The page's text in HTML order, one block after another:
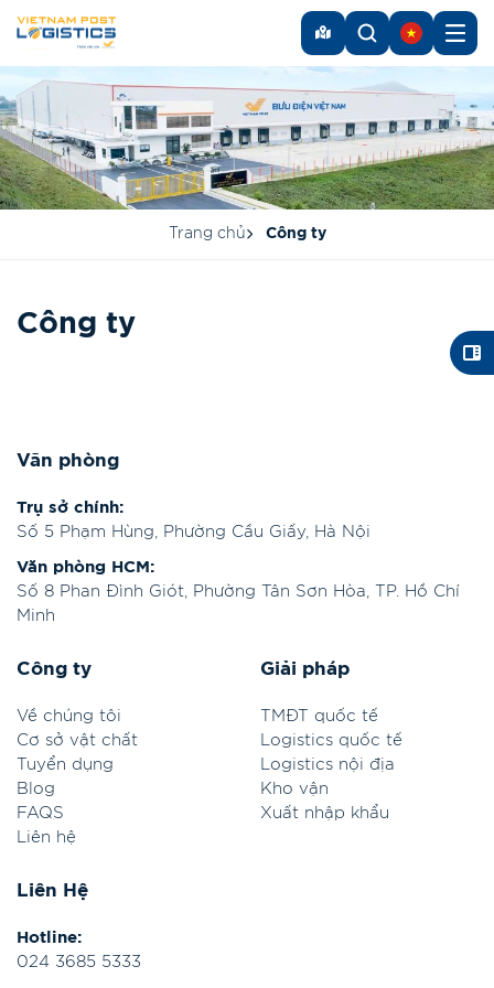
Trang chủ Công ty
Công ty
Văn phòng
Trụ sở chính:
Số 5 Phạm Hùng, Phường Cầu Giấy, Hà Nội
Văn phòng HCM:
Số 8 Phan Đình Giót, Phường Tân Sơn Hòa, TP. Hồ Chí
Minh
Liên Hệ
Hotline:
024 3685 5333
Công ty
Về chúng tôi
Cơ sở vật chất
Tuyển dụng
Blog
FAQS
Liên hệ
Giải pháp
TMĐT quốc tế
Logistics quốc tế
Logistics nội địa
Kho vận
Xuất nhập khẩu